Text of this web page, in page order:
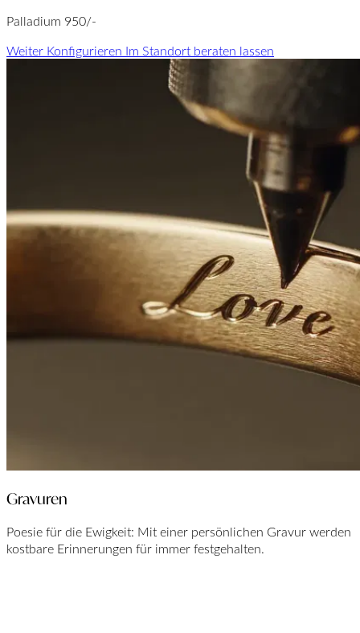
Palladium 950/-
Weiter Konfigurieren Im Standort beraten lassen
Gravuren
Poesie für die Ewigkeit: Mit einer persönlichen Gravur werden
kostbare Erinnerungen für immer festgehalten.